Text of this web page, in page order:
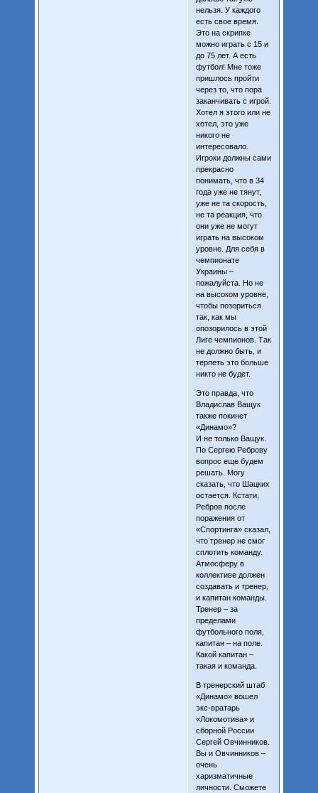
нельзя. У каждого
есть свое время.
Это на скрипке
можно играть с 15 и
до 75 лет. А есть
футбол! Мне тоже
пришлось пройти
через то, что пора
заканчивать с игрой.
Хотел я этого или не
хотел, это уже
никого не
интересовало.
Игроки должны сами
прекрасно
понимать, что в 34
года уже не тянут,
уже не та скорость,
не та реакция, что
они уже не могут
играть на высоком
уровне. Для себя в
чемпионате
Украины –
пожалуйста. Но не
на высоком уровне,
чтобы позориться
так, как мы
опозорилось в этой
Лиге чемпионов. Так
не должно быть, и
терпеть это больше
никто не будет.
Это правда, что
Владислав Ващук
также покинет
«Динамо»?
И не только Ващук.
По Сергею Реброву
вопрос еще будем
решать. Могу
сказать, что Шацких
остается. Кстати,
Ребров после
поражения от
«Спортинга» сказал,
что тренер не смог
сплотить команду.
Атмосферу в
коллективе должен
создавать и тренер,
и капитан команды.
Тренер – за
пределами
футбольного поля,
капитан – на поле.
Какой капитан –
такая и команда.
В тренерский штаб
«Динамо» вошел
экс-вратарь
«Локомотива» и
сборной России
Сергей Овчинников.
Вы и Овчинников –
очень
харизматичные
личности. Сможете